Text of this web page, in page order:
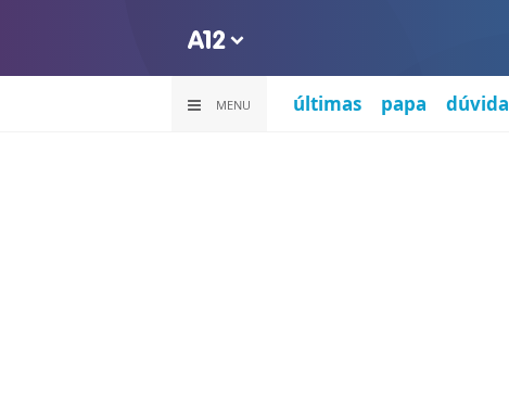
MENU últimas papa